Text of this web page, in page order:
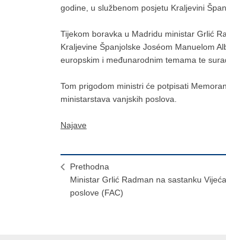
godine, u službenom posjetu Kraljevini
Tijekom boravka u Madridu ministar Grlić
Kraljevine Španjolske Joséom Manuelom
europskim i međunarodnim temama te
Tom prigodom ministri će potpisati
ministarstava vanjskih poslova.
Najave
Prethodna
Ministar Grlić Radman na sastanku
poslove (FAC)